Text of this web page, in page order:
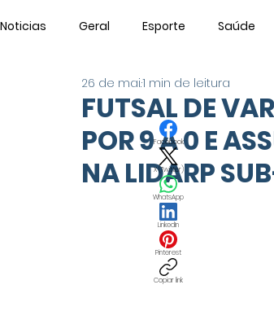
Noticias Geral Esporte Saúde
Utilidade PúblicaFUTSAL DE
POR 9 A 0 E
NA LIDARP
26 de mai.1 min de leitura
Facebook
X (Twitter)
WhatsApp
LinkedIn
Pinterest
Copiar link